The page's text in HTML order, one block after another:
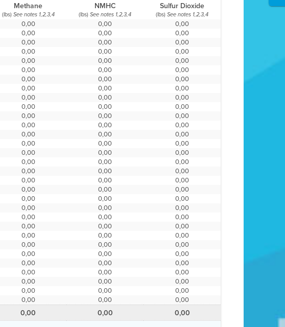
Methane NMHC Sulfur Dioxide
(lbs) See notes 1,2,3,4 (lbs)See notes 1,2,3,4 (lbs)See notes 1,2,3,4
0,00 0,00
0,00
0,00 0,00
0,00
0,00 0,00
0,00
0,00 0,00
0,00
0,00 0,00
0,00
0,00 0,00
0,00
0,00 0,00
0,00
0,00 0,00
0,00
0,00 0,00
0,00
0,00 0,00
0,00
0,00 0,00
0,00
0,00 0,00
0,00
0,00 0,00
0,00
0,00 0,00
0,00
0,00 0,00
0,00
0,00 0,00
0,00
0,00 0,00
0,00
0,00 0,00
0,00
0,00 0,00
0,00
0,00 0,00
0,00
0,00 0,00
0,00
0,00 0,00
0,00
0,00 0,00
0,00
0,00 0,00
0,00
0,00 0,00
0,00
0,00 0,00
0,00
0,00 0,00
0,00
0,00 0,00
0,00
0,00 0,00
0,00
0,00 0,00
0,00
0,00 0,00 0,00
0,00 0,00 0,00